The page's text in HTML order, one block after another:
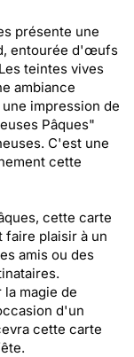
présente une
entourée d'œufs
teintes vives
ambiance
impression de
Pâques"
C'est une
cette
cette carte
faire plaisir à un
amis ou des
magie de
d'un
cette carte